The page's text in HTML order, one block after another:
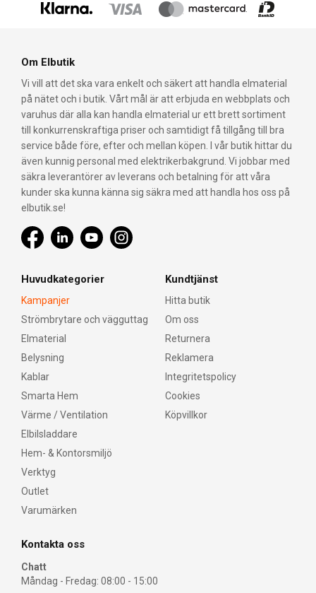
Om Elbutik
Vi vill att det ska vara enkelt och säkert att handla elmaterial
på nätet och i butik. Vårt mål är att erbjuda en webbplats och
varuhus där alla kan handla elmaterial ur ett brett sortiment
till konkurrenskraftiga priser och samtidigt få tillgång till bra
service både före, efter och mellan köpen. I vår butik hittar du
även kunnig personal med elektrikerbakgrund. Vi jobbar med
säkra leverantörer av leverans och betalning för att våra
kunder ska kunna känna sig säkra med att handla hos oss på
elbutik.se!
Huvudkategorier
Kampanjer
Strömbrytare och vägguttag
Elmaterial
Belysning
Kablar
Smarta Hem
Värme / Ventilation
Elbilsladdare
Hem- & Kontorsmiljö
Verktyg
Outlet
Varumärken
Kundtjänst
Hitta butik
Om oss
Returnera
Reklamera
Integritetspolicy
Cookies
Köpvillkor
Kontakta oss
Chatt
Måndag - Fredag: 08:00 - 15:00